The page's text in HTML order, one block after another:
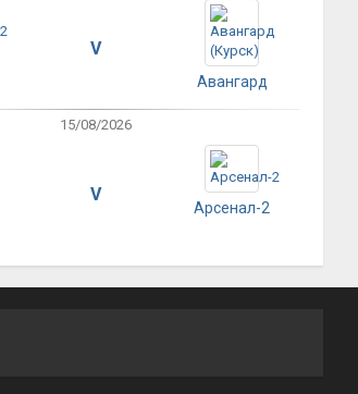
V
Авангард
15/08/2026
V
Арсенал-2